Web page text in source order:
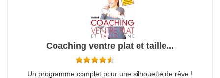
Coaching ventre plat et taille...
Un programme complet pour une silhouette de rêve !